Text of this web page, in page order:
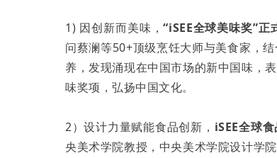
1) 因创新而美味，“iSEE全球美味奖”正
问蔡澜等50+顶级烹饪大师与美食家，
养，发现涌现在中国市场的新中国味，
味奖项，弘扬中国文化。
2）设计力量赋能食品创新， iSEE全球
央美术学院教授，中央美术学院设计学